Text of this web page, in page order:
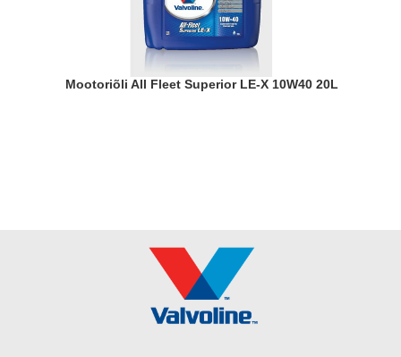
Mootoriõli All Fleet Superior LE-X 10W40 20L